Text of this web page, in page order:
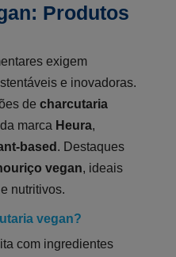
Produtos
exigem
e inovadoras.
de charcutaria
marca Heura,
based . Destaques
vegan, ideais
nutritivos.
vegan?
com ingredientes